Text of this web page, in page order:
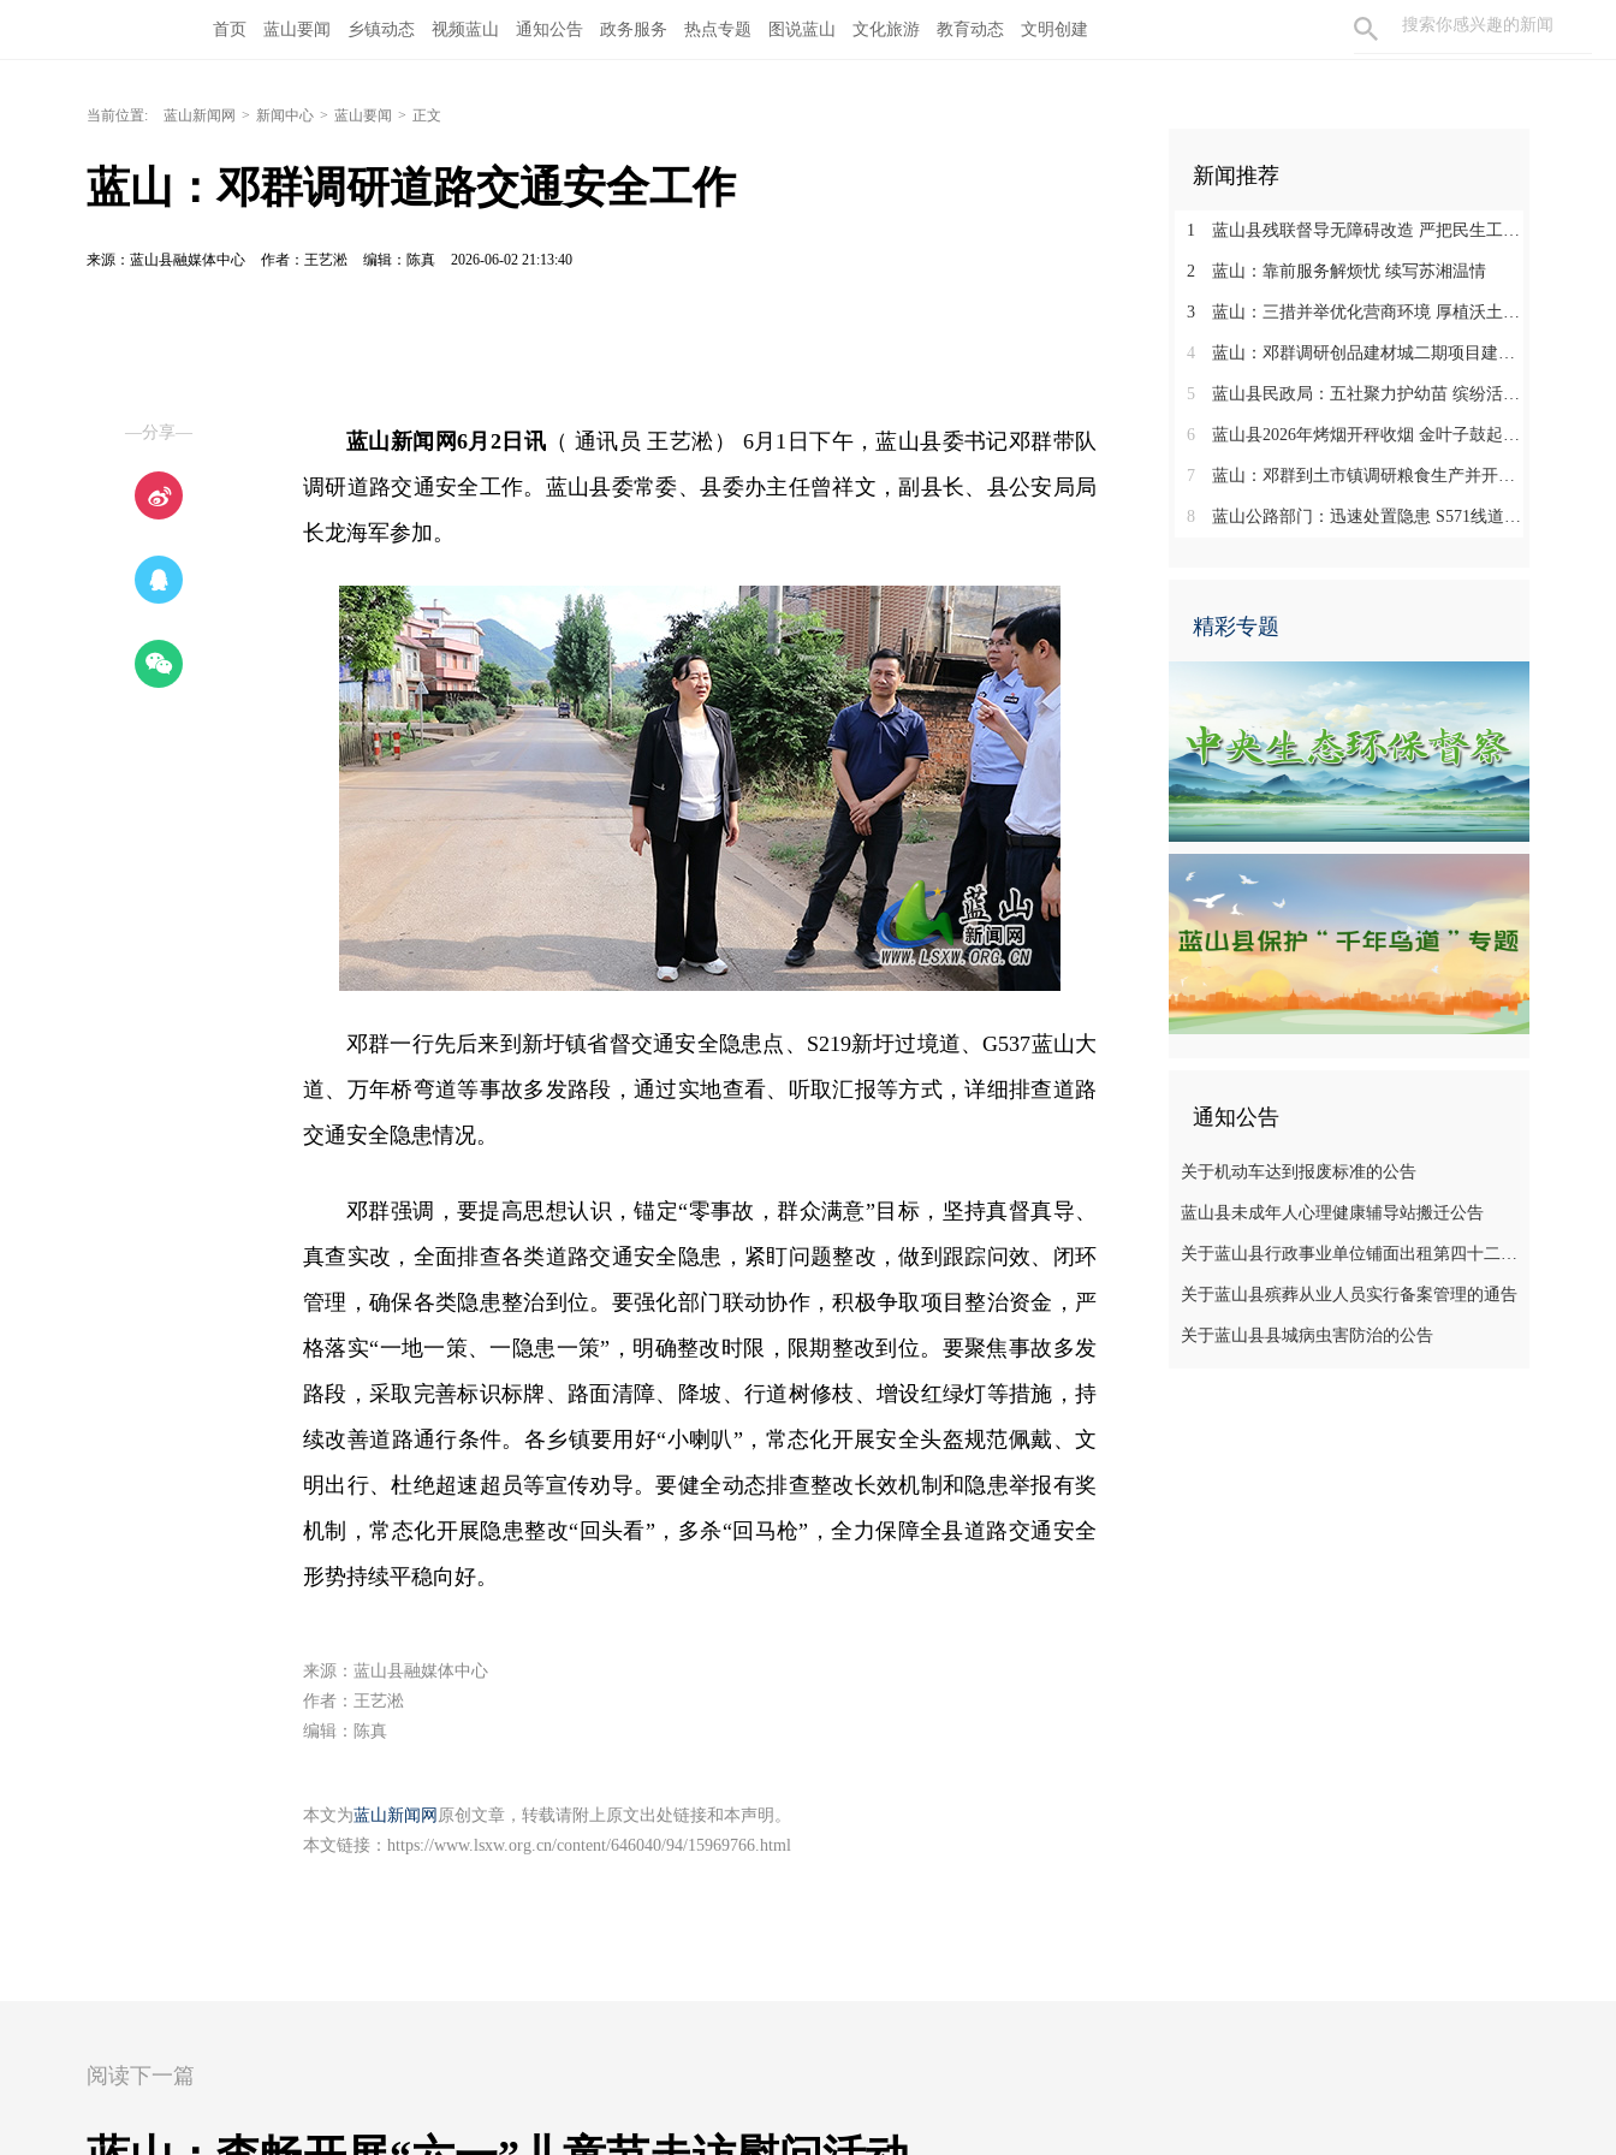
首页 蓝山要闻 乡镇动态 视频蓝山 通知公告 政务服务 热点专题 图说蓝山 文化旅游 教育动态 文明创建
当前位置: 蓝山新闻网 > 新闻中心 > 蓝山要闻 > 正文
蓝山：邓群调研道路交通安全工作
来源：蓝山县融媒体中心 作者：王艺淞 编辑：陈真 2026-06-02 21:13:40
—分享— 蓝山新闻网6月2日讯 （ 通讯员 王艺淞） 6月1日下午，蓝山县委书记邓群带队
调研道路交通安全工作。蓝山县委常委、县委办主任曾祥文，副县长、县公安局局
长龙海军参加。
邓群一行先后来到新圩镇省督交通安全隐患点、S219新圩过境道、G537蓝山大
道、万年桥弯道等事故多发路段，通过实地查看、听取汇报等方式，详细排查道路
交通安全隐患情况。
邓群强调，要提高思想认识，锚定“零事故，群众满意”目标，坚持真督真导、
真查实改，全面排查各类道路交通安全隐患，紧盯问题整改，做到跟踪问效、闭环
管理，确保各类隐患整治到位。要强化部门联动协作，积极争取项目整治资金，严
格落实“一地一策、一隐患一策”，明确整改时限，限期整改到位。要聚焦事故多发
路段，采取完善标识标牌、路面清障、降坡、行道树修枝、增设红绿灯等措施，持
续改善道路通行条件。各乡镇要用好“小喇叭”，常态化开展安全头盔规范佩戴、文
明出行、杜绝超速超员等宣传劝导。要健全动态排查整改长效机制和隐患举报有奖
机制，常态化开展隐患整改“回头看”，多杀“回马枪”，全力保障全县道路交通安全
形势持续平稳向好。
来源：蓝山县融媒体中心
作者：王艺淞
编辑：陈真
本文为蓝山新闻网 原创文章，转载请附上原文出处链接和本声明。
本文链接： https://www.lsxw.org.cn/content/646040/94/15969766.html
新闻推荐
1 蓝山县残联督导无障碍改造 严把民生工程质量
2 蓝山：靠前服务解烦忧 续写苏湘温情
3 蓝山：三措并举优化营商环境 厚植沃土汇聚发展动能
4 蓝山：邓群调研创品建材城二期项目建设情况
5 蓝山县民政局：五社聚力护幼苗 缤纷活动暖暑期
6 蓝山县2026年烤烟开秤收烟 金叶子鼓起烟农钱袋子
7 蓝山：邓群到土市镇调研粮食生产并开展联村解忧“四个一批”工作
8 蓝山公路部门：迅速处置隐患 S571线道路抢修有序推进
精彩专题
通知公告
关于机动车达到报废标准的公告
蓝山县未成年人心理健康辅导站搬迁公告
关于蓝山县行政事业单位铺面出租第四十二次公开招标中标结果的公示
关于蓝山县殡葬从业人员实行备案管理的通告
关于蓝山县县城病虫害防治的公告
阅读下一篇